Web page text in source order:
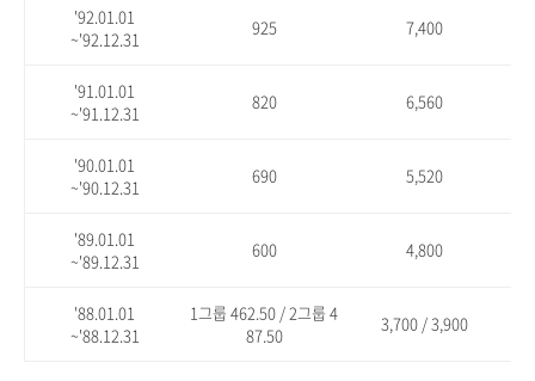
'92.01.01
~'92.12.31
925 7,400
'91.01.01
~'91.12.31
820 6,560
'90.01.01
~'90.12.31
690 5,520
'89.01.01
~'89.12.31
600 4,800
'88.01.01
~'88.12.31
1그룹 462.50 / 2그룹 4
87.50
3,700 / 3,900